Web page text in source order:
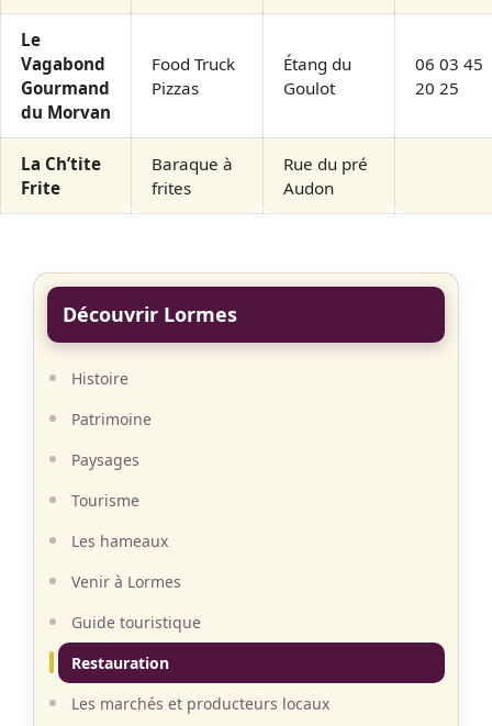
Le
Vagabond
Gourmand
du Morvan
Food Truck
Pizzas
Étang du
Goulot
06 03 45
20 25
La Ch’tite
Frite
Baraque à
frites
Rue du pré
Audon
Découvrir Lormes
Histoire
Patrimoine
Paysages
Tourisme
Les hameaux
Venir à Lormes
Guide touristique
Restauration
Les marchés et producteurs locaux